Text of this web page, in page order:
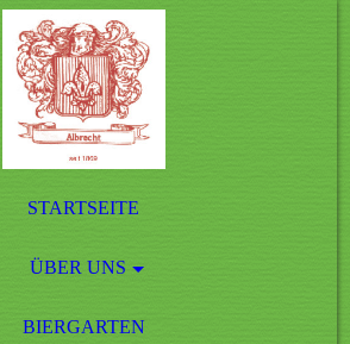
STARTSEITE
ÜBER UNS
BIERGARTEN